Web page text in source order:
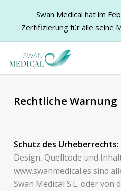
main
Rechtliche Warnung
Schutz des Urheberrechts:
Design, Quellcode und
www.swanmedical.es sind
Swan Medical S.L. oder
Swan Medical hat im
Zertifizierung für alle seine